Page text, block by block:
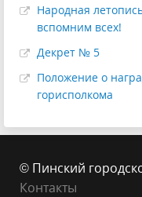
Народная
вспомним всех!
Декрет № 5
Положение о
горисполкома
© Пинский
Контакты